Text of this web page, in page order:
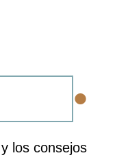
•
los consejos